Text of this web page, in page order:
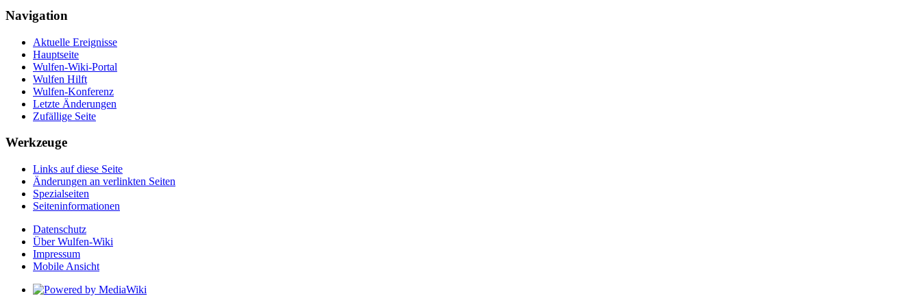
Navigation
Aktuelle Ereignisse
Hauptseite
Wulfen-Wiki-Portal
Wulfen Hilft
Wulfen-Konferenz
Letzte Änderungen
Zufällige Seite
Werkzeuge
Links auf diese Seite
Änderungen an verlinkten Seiten
Spezialseiten
Seiten­­informationen
Datenschutz
Über Wulfen-Wiki
Impressum
Mobile Ansicht